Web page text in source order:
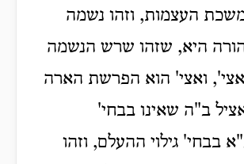
העצמות, וזהו נשמה
היא, שזהו שרש הנשמה
ואצי' הוא הפרשת הארה
ב"ה שאינו בבחי'
בבחי' גילוי ההעלם, וזהו